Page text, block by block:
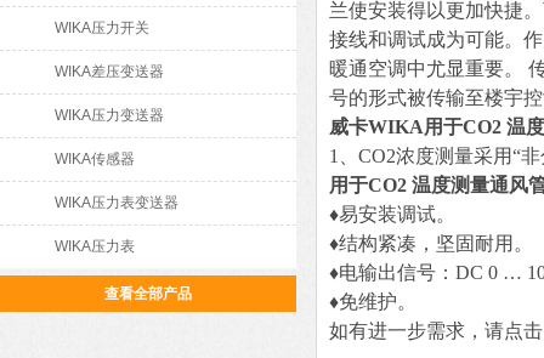
WIKA压力开关
WIKA差压变送器
WIKA压力变送器
WIKA传感器
WIKA压力表变送器
WIKA压力表
查看全部产品
兰使安装得以更加快捷
接线和调试成为可能。
暖通空调中尤显重要。
号的形式被传输至楼宇
威卡WIKA用于CO2 温
1、CO2浓度测量采用“
用于CO2 温度测量通风
♦易安装调试。
♦结构紧凑，坚固耐用。
♦电输出信号：DC 0 …
♦免维护。
如有进一步需求，请点